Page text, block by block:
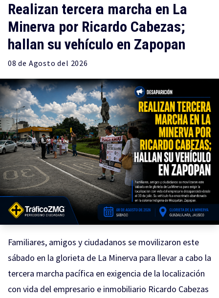
Realizan tercera marcha en La
Minerva por Ricardo Cabezas;
hallan su vehículo en Zapopan
08 de Agosto del 2026
Familiares, amigos y ciudadanos se movilizaron este
sábado en la glorieta de La Minerva para llevar a cabo la
tercera marcha pacífica en exigencia de la localización
con vida del empresario e inmobiliario Ricardo Cabezas